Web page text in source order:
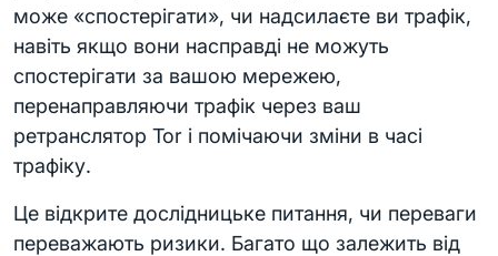
може «спостерігати», чи надсилаєте ви трафік,
навіть якщо вони насправді не можуть
спостерігати за вашою мережею,
перенаправляючи трафік через ваш
ретранслятор Tor і помічаючи зміни в часі
трафіку.
Це відкрите дослідницьке питання, чи переваги
переважають ризики. Багато що залежить від